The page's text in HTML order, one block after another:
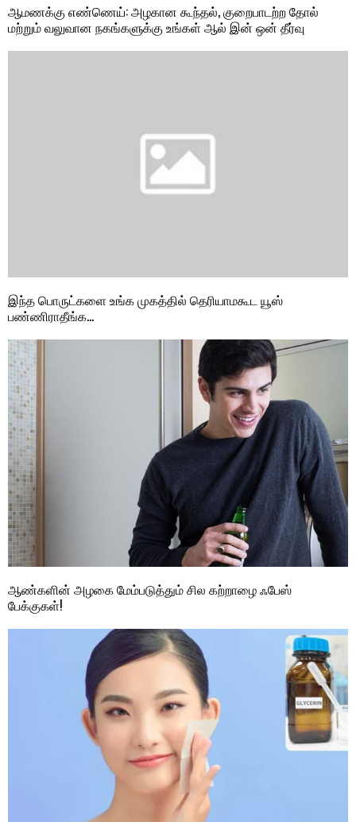
ஆமணக்கு எண்ணெய்: அழகான கூந்தல், குறைபாடற்ற தோல்
மற்றும் வலுவான நகங்களுக்கு உங்கள் ஆல் இன் ஒன் தீர்வு
இந்த பொருட்களை உங்க முகத்தில் தெரியாமகூட யூஸ்
பண்ணிராதீங்க…
ஆண்களின் அழகை மேம்படுத்தும் சில கற்றாழை ஃபேஸ்
பேக்குகள்!